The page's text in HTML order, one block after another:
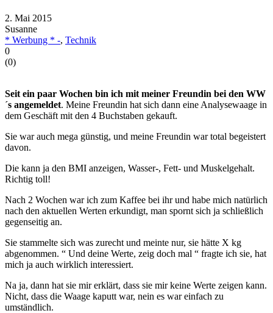
2. Mai 2015
Susanne
* Werbung * -, Technik
0
(0)
Seit ein paar Wochen bin ich mit meiner Freundin bei den WW
´s angemeldet. Meine Freundin hat sich dann eine Analysewaage in
dem Geschäft mit den 4 Buchstaben gekauft.
Sie war auch mega günstig, und meine Freundin war total begeistert
davon.
Die kann ja den BMI anzeigen, Wasser-, Fett- und Muskelgehalt.
Richtig toll!
Nach 2 Wochen war ich zum Kaffee bei ihr und habe mich natürlich
nach den aktuellen Werten erkundigt, man spornt sich ja schließlich
gegenseitig an.
Sie stammelte sich was zurecht und meinte nur, sie hätte X kg
abgenommen. “ Und deine Werte, zeig doch mal “ fragte ich sie, hat
mich ja auch wirklich interessiert.
Na ja, dann hat sie mir erklärt, dass sie mir keine Werte zeigen kann.
Nicht, dass die Waage kaputt war, nein es war einfach zu
umständlich.